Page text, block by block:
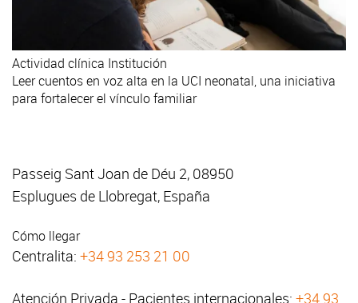
Actividad clínica Institución
Leer cuentos en voz alta en la UCI neonatal, una iniciativa
para fortalecer el vínculo familiar
Passeig Sant Joan de Déu 2, 08950
Esplugues de Llobregat, España
Cómo llegar
Centralita: +34 93 253 21 00
Atención Privada - Pacientes internacionales: +34 93